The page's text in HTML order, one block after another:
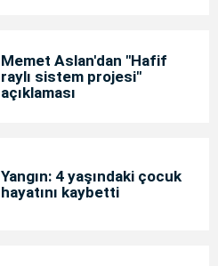
Memet Aslan'dan "Hafif
raylı sistem projesi"
açıklaması
Yangın: 4 yaşındaki çocuk
hayatını kaybetti